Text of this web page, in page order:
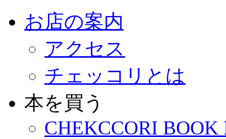
お店の案内
アクセス
チェッコリとは
本を買う
CHEKCCORI BOOK